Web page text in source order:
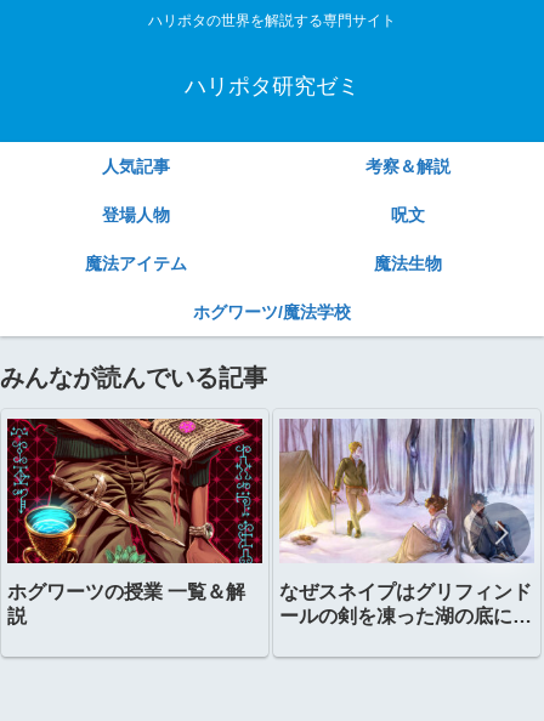
ハリポタの世界を解説する専門サイト
ハリポタ研究ゼミ
人気記事 考察＆解説
登場人物 呪文
魔法アイテム 魔法生物
ホグワーツ/魔法学校
みんなが読んでいる記事
ホグワーツの授業 一覧＆解
説
なぜスネイプはグリフィンド
ールの剣を凍った湖の底に置